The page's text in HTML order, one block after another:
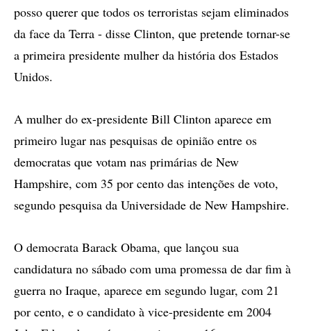
posso querer que todos os terroristas sejam eliminados
da face da Terra - disse Clinton, que pretende tornar-se
a primeira presidente mulher da história dos Estados
Unidos.
A mulher do ex-presidente Bill Clinton aparece em
primeiro lugar nas pesquisas de opinião entre os
democratas que votam nas primárias de New
Hampshire, com 35 por cento das intenções de voto,
segundo pesquisa da Universidade de New Hampshire.
O democrata Barack Obama, que lançou sua
candidatura no sábado com uma promessa de dar fim à
guerra no Iraque, aparece em segundo lugar, com 21
por cento, e o candidato à vice-presidente em 2004